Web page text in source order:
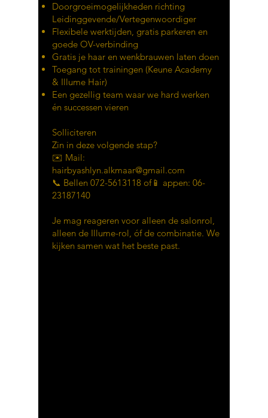
Doorgroeimogelijkheden richting
Leidinggevende/Vertegenwoordiger
Flexibele werktijden, gratis parkeren en
goede OV-verbinding
Gratis je haar en wenkbrauwen laten doen
Toegang tot trainingen (Keune Academy
& Illume Hair)
Een gezellig team waar we hard werken
én successen vieren
Solliciteren
Zin in deze volgende stap?
✉️ Mail:
hairbyashlyn.alkmaar@gmail.com
📞 Bellen 072-5613118 of📱 appen: 06-
23187140
Je mag reageren voor alleen de salonrol,
alleen de Illume-rol, óf de combinatie. We
kijken samen wat het beste past.